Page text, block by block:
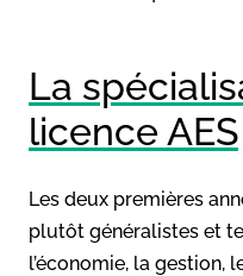
La
licence AES
Les deux premières
plutôt généralistes et
l’économie, la gestion,